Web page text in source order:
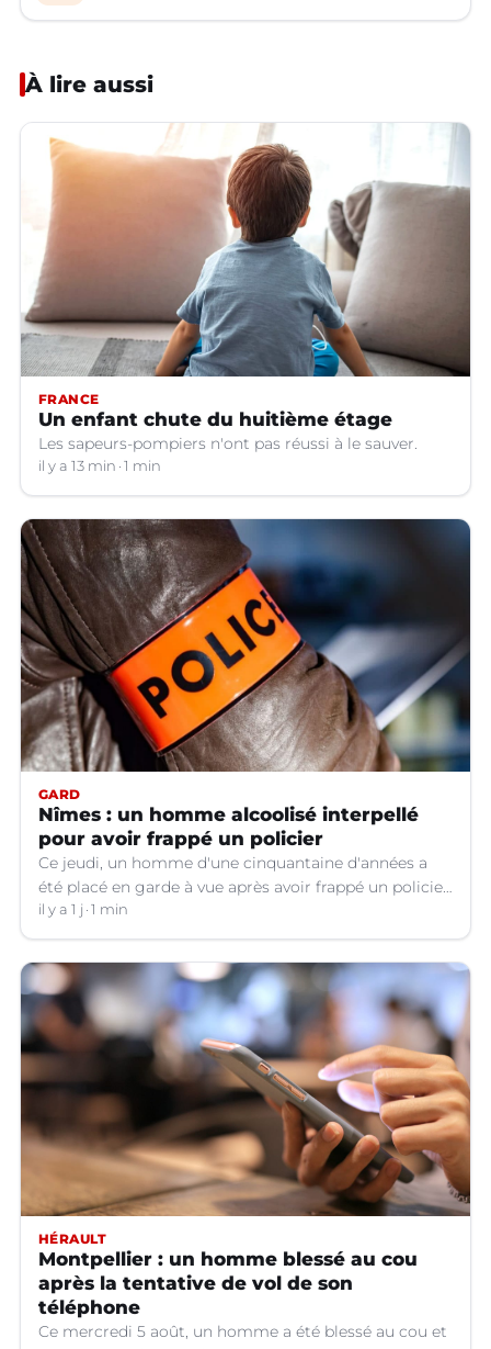
À lire aussi
FRANCE
Un enfant chute du huitième étage
Les sapeurs-pompiers n'ont pas réussi à le sauver.
il y a 13 min 1 min
GARD
Nîmes : un homme alcoolisé interpellé
pour avoir frappé un policier
Ce jeudi, un homme d'une cinquantaine d'années a
été placé en garde à vue après avoir frappé un policier
hors service à Nîmes (Gard).
il y a 1 j 1 min
HÉRAULT
Montpellier : un homme blessé au cou
après la tentative de vol de son
téléphone
Ce mercredi 5 août, un homme a été blessé au cou et